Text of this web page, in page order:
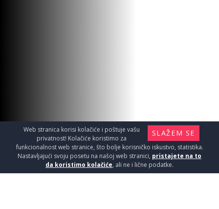
SLAŽEM SE
Web stranica korisi kolačiće i poštuje vašu
privatnost! Kolačiće koristimo za
funkcionalnost web stranice, što bolje korisničko iskustvo, statistika.
Nastavljajući svoju posetu na našoj web stranici, pristajete na to
da koristimo kolačiće, ali ne i lične podatke.